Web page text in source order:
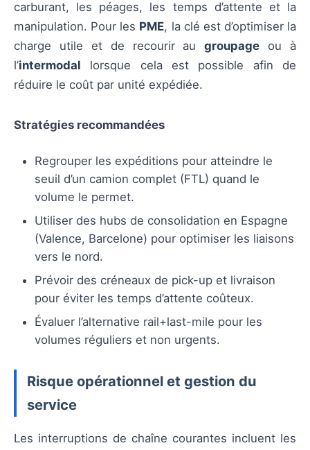
carburant, les péages, les temps d’attente et la
manipulation. Pour les PME, la clé est d’optimiser la
charge utile et de recourir augroupage ou à
l’intermodal lorsque cela est possible afin de
réduire le coût par unité expédiée.
Stratégies recommandées
Regrouper les expéditions pour atteindre le
seuil d’un camion complet (FTL) quand le
volume le permet.
Utiliser des hubs de consolidation en Espagne
(Valence, Barcelone) pour optimiser les liaisons
vers le nord.
Prévoir des créneaux de pick-up et livraison
pour éviter les temps d’attente coûteux.
Évaluer l’alternative rail+last-mile pour les
volumes réguliers et non urgents.
Risque opérationnel et gestion du
service
Les interruptions de chaîne courantes incluent les